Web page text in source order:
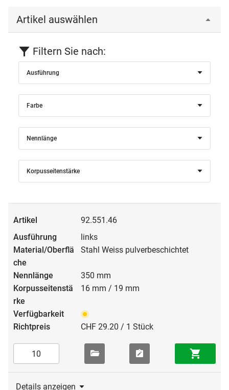
Artikel auswählen
Filtern Sie nach:
Ausführung
Farbe
Nennlänge
Korpusseitenstärke
92.551.46
links
Stahl Weiss pulverbeschichtet
350 mm
16 mm / 19 mm
CHF 29.20 / 1 Stück
Details anzeigen